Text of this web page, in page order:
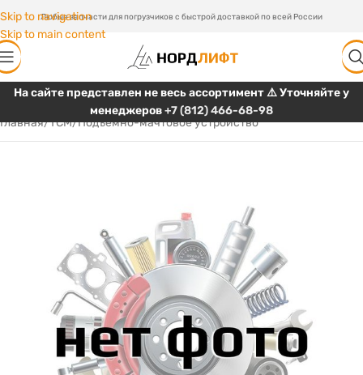
Skip to navigation
Skip to main content
Любые запчасти для погрузчиков с быстрой доставкой по всей России
На сайте представлен не весь ассортимент ⚠️ Уточняйте у
менеджеров+7 (812) 466-68-98
Главная/TCM/Подъемно-мачтовое устройство